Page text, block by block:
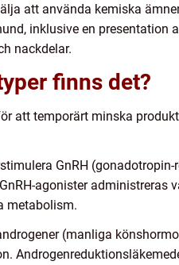
att använda kemiska
inklusive en presentation
nackdelar.
finns det?
att temporärt minska
GnRH
agonister administreras
metabolism.
(manliga